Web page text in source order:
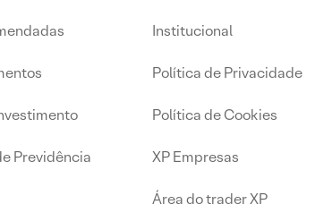
Previdência
Institucional
Política de Privacidade
Política de Cookies
XP Empresas
Área do trader XP